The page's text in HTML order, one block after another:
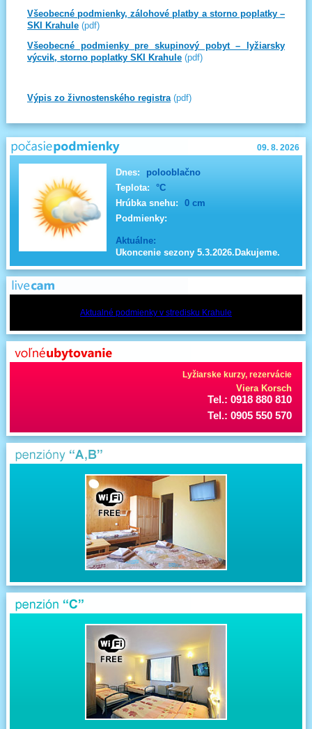
Všeobecné podmienky, zálohové platby a storno poplatky –
SKI Krahule(pdf)
Všeobecné podmienky pre skupinový pobyt – lyžiarsky
výcvik, storno poplatky SKI Krahule(pdf)
Výpis zo živnostenského registra(pdf)
09. 8. 2026
Dnes:
polooblačno
Teplota:
°C
Hrúbka snehu:
0 cm
Podmienky:
Aktuálne:
Ukoncenie sezony 5.3.2026.Dakujeme.
Aktualné podmienky v stredisku Krahule
Lyžiarske kurzy, rezervácie
Viera Korsch
Tel.: 0918 880 810
Tel.: 0905 550 570